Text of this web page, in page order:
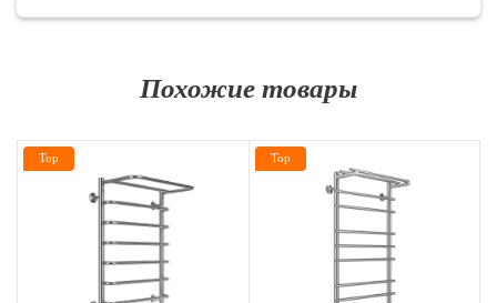
Похожие товары
Top Top